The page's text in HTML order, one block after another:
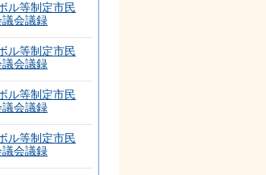
ル等制定市民
会議録
ル等制定市民
会議録
ル等制定市民
会議録
ル等制定市民
会議録